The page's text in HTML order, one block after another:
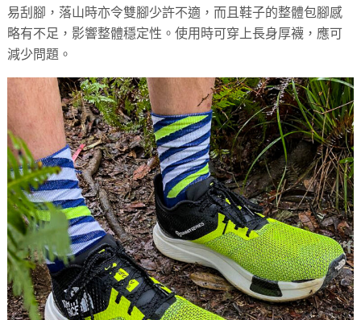
易刮腳，落山時亦令雙腳少許不適，而且鞋子的整體包腳感
略有不足，影響整體穩定性。使用時可穿上長身厚襪，應可
減少問題。